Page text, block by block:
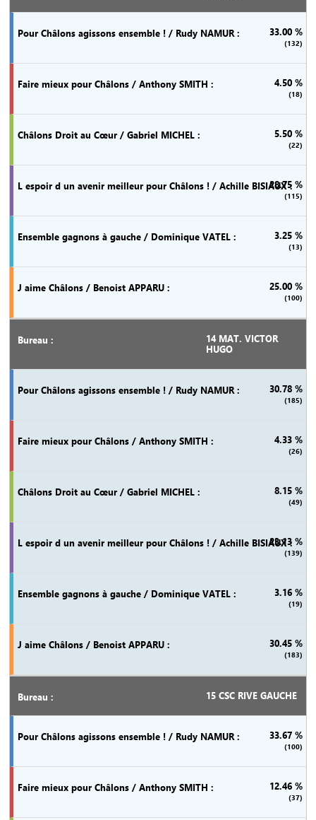
33.00 %
(132)
4.50 %
(18)
5.50 %
(22)
28.75 %
(115)
3.25 %
(13)
25.00 %
(100)
14 MAT. VICTOR
HUGO
30.78 %
(185)
4.33 %
(26)
8.15 %
(49)
23.13 %
(139)
3.16 %
(19)
30.45 %
(183)
15 CSC RIVE GAUCHE
33.67 %
(100)
12.46 %
(37)